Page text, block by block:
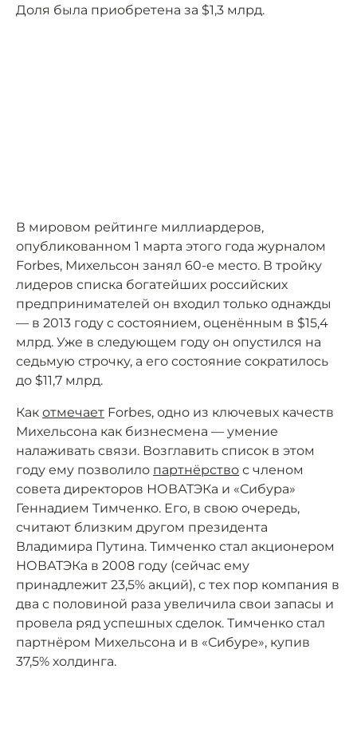
Доля была приобретена за $1,3 млрд.
В мировом рейтинге миллиардеров,
опубликованном 1 марта этого года журналом
Forbes, Михельсон занял 60-е место. В тройку
лидеров списка богатейших российских
предпринимателей он входил только однажды
— в 2013 году с состоянием, оценённым в $15,4
млрд. Уже в следующем году он опустился на
седьмую строчку, а его состояние сократилось
до $11,7 млрд.
Как отмечает Forbes, одно из ключевых качеств
Михельсона как бизнесмена — умение
налаживать связи. Возглавить список в этом
году ему позволило партнёрство с членом
совета директоров НОВАТЭКа и «Сибура»
Геннадием Тимченко. Его, в свою очередь,
считают близким другом президента
Владимира Путина. Тимченко стал акционером
НОВАТЭКа в 2008 году (сейчас ему
принадлежит 23,5% акций), с тех пор компания в
два с половиной раза увеличила свои запасы и
провела ряд успешных сделок. Тимченко стал
партнёром Михельсона и в «Сибуре», купив
37,5% холдинга.